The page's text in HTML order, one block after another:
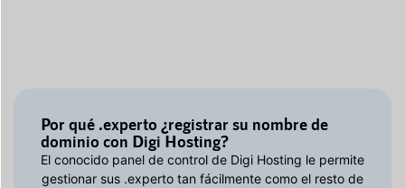
Por qué .experto ¿registrar su nombre de
dominio con Digi Hosting?
El conocido panel de control de Digi Hosting le permite
gestionar sus .experto tan fácilmente como el resto de